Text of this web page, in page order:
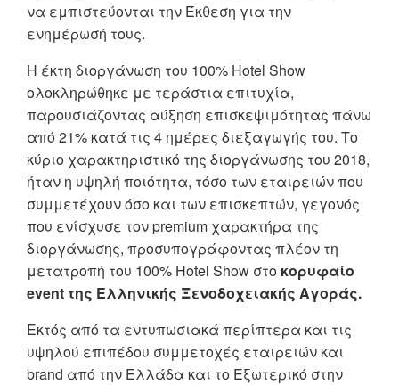
να εμπιστεύονται την Έκθεση για την
ενημέρωσή τους.
Η έκτη διοργάνωση του 100% Hotel Show
ολοκληρώθηκε με τεράστια επιτυχία,
παρουσιάζοντας αύξηση επισκεψιμότητας πάνω
από 21% κατά τις 4 ημέρες διεξαγωγής του. Το
κύριο χαρακτηριστικό της διοργάνωσης του 2018,
ήταν η υψηλή ποιότητα, τόσο των εταιρειών που
συμμετέχουν όσο και των επισκεπτών, γεγονός
που ενίσχυσε τον premium χαρακτήρα της
διοργάνωσης, προσυπογράφοντας πλέον τη
μετατροπή του 100% Hotel Show στο κορυφαίο
event της Ελληνικής Ξενοδοχειακής Αγοράς.
Εκτός από τα εντυπωσιακά περίπτερα και τις
υψηλού επιπέδου συμμετοχές εταιρειών και
brand από την Ελλάδα και το Εξωτερικό στην